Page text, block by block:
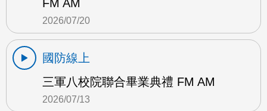
FM AM
2026/07/20
國防線上
三軍八校院聯合畢業典禮 FM AM
2026/07/13